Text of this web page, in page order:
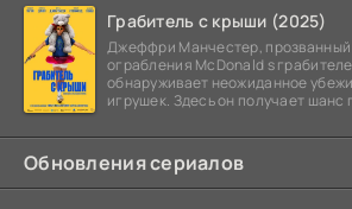
Грабитель с крыши (2025)
Джеффри Манчестер, прозванный
ограбления McDonald s
обнаруживает неожиданное
игрушек. Здесь он получает шанс
Обновления сериалов